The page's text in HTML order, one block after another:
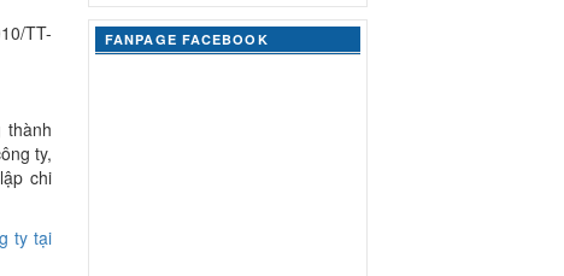
TT-
ty,
chi
ty tại
FANPAGE FACEBOOK